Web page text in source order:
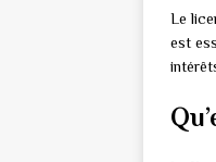
Le
est